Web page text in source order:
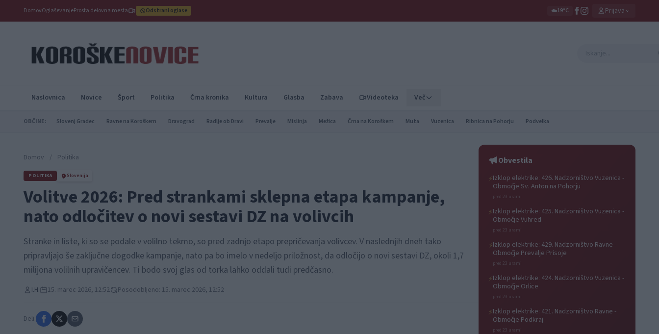
DomovOglaševanjeProsta delovna mesta Odstrani oglase ☁️19°C Prijava
Naslovnica Novice Šport Politika Črna kronika Kultura Glasba Zabava Videoteka Več
OBČINE: Slovenj Gradec Ravne na Koroškem Dravograd Radlje ob Dravi Prevalje Mislinja Mežica Črna na Koroškem Muta Vuzenica Ribnica na Pohorju Podvelka
Domov / Politika
POLITIKA Slovenija
Volitve 2026: Pred strankami sklepna etapa kampanje,
nato odločitev o novi sestavi DZ na volivcih
Stranke in liste, ki so se podale v volilno tekmo, so pred zadnjo etapo prepričevanja volivcev. V naslednjih dneh tako
pripravljajo še zaključne dogodke kampanje, nato pa bo imelo v nedeljo priložnost, da odločijo o novi sestavi DZ, okoli 1,7
milijona volilnih upravičencev. Ti bodo svoj glas od torka lahko oddali tudi predčasno.
I.H. 15. marec 2026, 12:52 Posodobljeno: 15. marec 2026, 12:52
Deli:
Obvestila
⚡Izklop elektrike: 426. Nadzorništvo Vuzenica -
Območje Sv. Anton na Pohorju
pred 23 urami
⚡Izklop elektrike: 425. Nadzorništvo Vuzenica -
Območje Vuhred
pred 23 urami
⚡Izklop elektrike: 429. Nadzorništvo Ravne -
Območje Prevalje Prisoje
pred 23 urami
⚡Izklop elektrike: 424. Nadzorništvo Vuzenica -
Območje Orlice
pred 23 urami
⚡Izklop elektrike: 421. Nadzorništvo Ravne -
Območje Podkraj
pred 23 urami